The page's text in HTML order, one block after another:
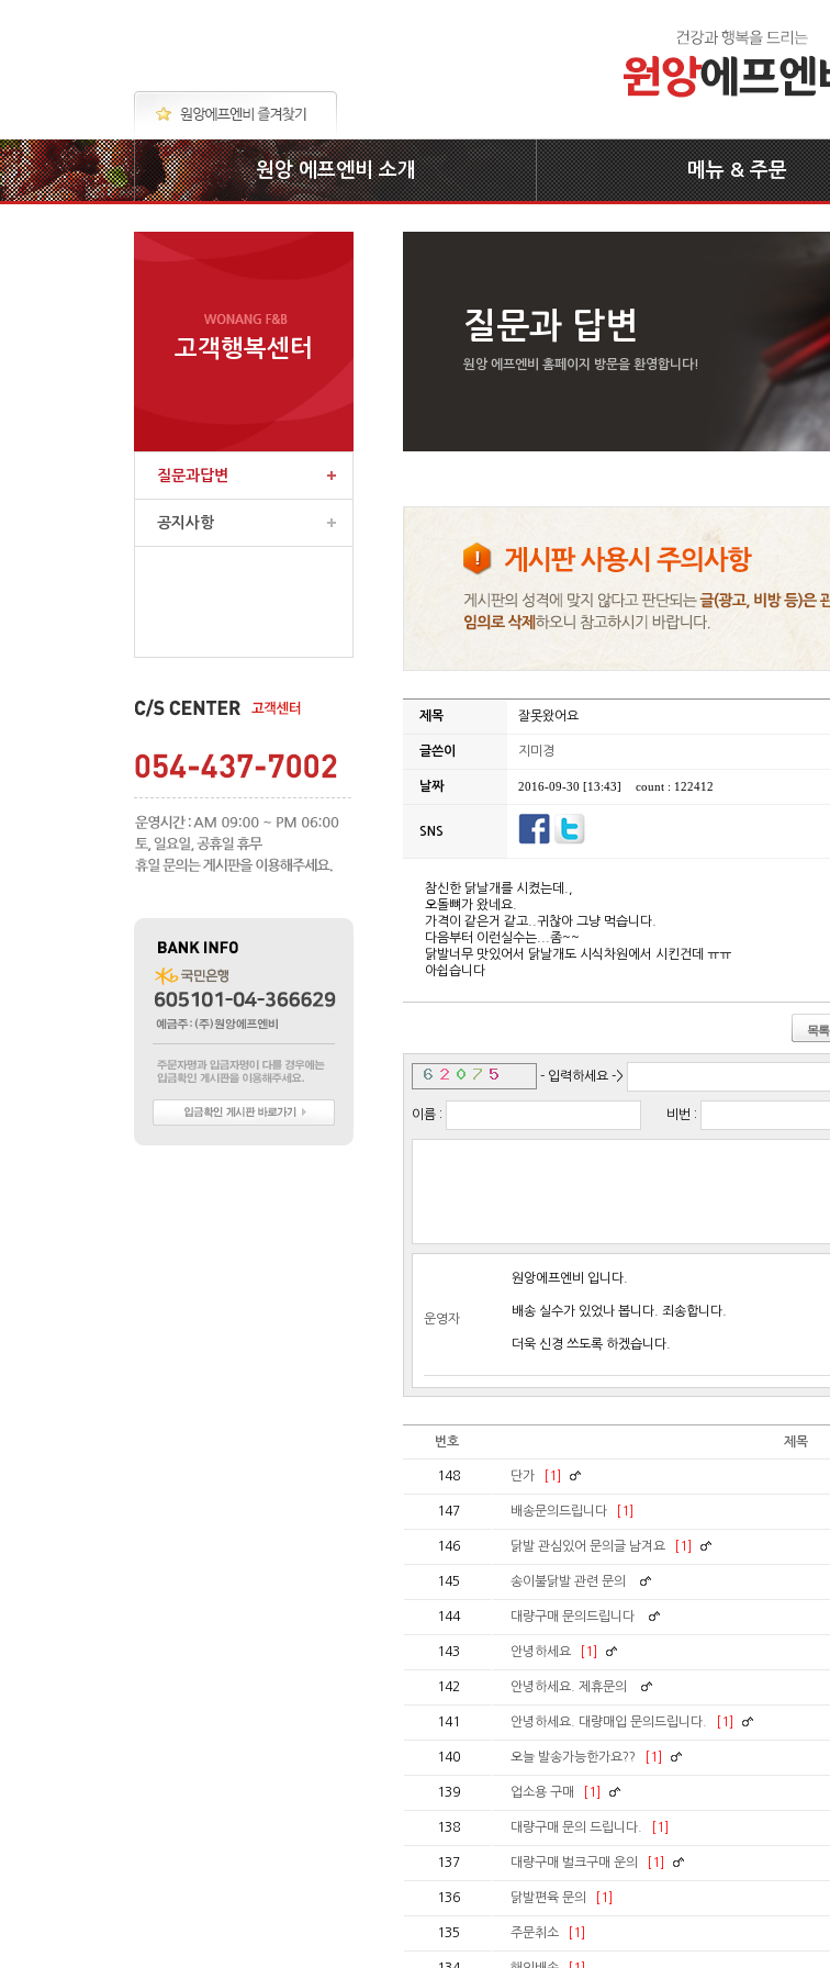
원앙 에프엔비 소개 메뉴 & 주문
고객행복센터
질문과답변
공지사항
질문과 답변
원앙 에프엔비 홈페이지 방문을 환영합니다!
제목 잘못왔어요
글쓴이 지미경
날짜 2016-09-30 [13:43] count : 122412
SNS
참신한 닭날개를 시켰는데.,
오돌뼈가 왔네요.
가격이 같은거 같고..귀찮아 그냥 먹습니다.
다음부터 이런실수는...좀~~
닭발너무 맛있어서 닭날개도 시식차원에서 시킨건데 ㅠㅠ
아쉽습니다
목록
- 입력하세요 ->
이름 : 비번 :
운영자
원앙에프엔비 입니다.
배송 실수가 있었나 봅니다. 죄송합니다.
더욱 신경 쓰도록 하겠습니다.
번호 제목
148 단가 [1]
147 배송문의드립니다 [1]
146 닭발 관심있어 문의글 남겨요 [1]
145 송이불닭발 관련 문의
144 대량구매 문의드립니다
143 안녕하세요 [1]
142 안녕하세요. 제휴문의
141 안녕하세요. 대량매입 문의드립니다. [1]
140 오늘 발송가능한가요?? [1]
139 업소용 구매 [1]
138 대량구매 문의 드립니다. [1]
137 대량구매 벌크구매 운의 [1]
136 닭발편육 문의 [1]
135 주문취소 [1]